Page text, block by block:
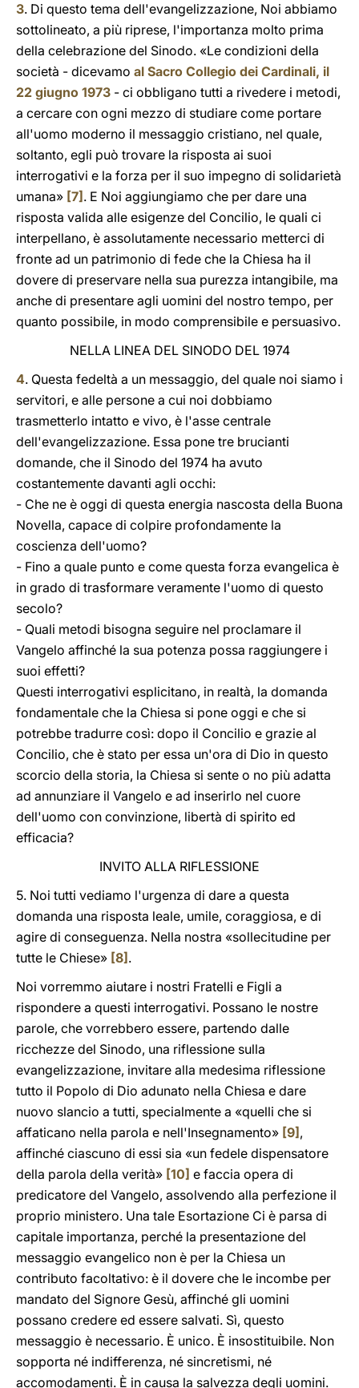
3. Di questo tema dell'evangelizzazione, Noi abbiamo
sottolineato, a più riprese, l'importanza molto prima
della celebrazione del Sinodo. «Le condizioni della
società - dicevamo al Sacro Collegio dei Cardinali, il
22 giugno 1973 - ci obbligano tutti a rivedere i metodi,
a cercare con ogni mezzo di studiare come portare
all'uomo moderno il messaggio cristiano, nel quale,
soltanto, egli può trovare la risposta ai suoi
interrogativi e la forza per il suo impegno di solidarietà
umana» [7] . E Noi aggiungiamo che per dare una
risposta valida alle esigenze del Concilio, le quali ci
interpellano, è assolutamente necessario metterci di
fronte ad un patrimonio di fede che la Chiesa ha il
dovere di preservare nella sua purezza intangibile, ma
anche di presentare agli uomini del nostro tempo, per
quanto possibile, in modo comprensibile e persuasivo.
NELLA LINEA DEL SINODO DEL 1974
4. Questa fedeltà a un messaggio, del quale noi siamo i
servitori, e alle persone a cui noi dobbiamo
trasmetterlo intatto e vivo, è l'asse centrale
dell'evangelizzazione. Essa pone tre brucianti
domande, che il Sinodo del 1974 ha avuto
costantemente davanti agli occhi:
- Che ne è oggi di questa energia nascosta della Buona
Novella, capace di colpire profondamente la
coscienza dell'uomo?
- Fino a quale punto e come questa forza evangelica è
in grado di trasformare veramente l'uomo di questo
secolo?
- Quali metodi bisogna seguire nel proclamare il
Vangelo affinché la sua potenza possa raggiungere i
suoi effetti?
Questi interrogativi esplicitano, in realtà, la domanda
fondamentale che la Chiesa si pone oggi e che si
potrebbe tradurre così: dopo il Concilio e grazie al
Concilio, che è stato per essa un'ora di Dio in questo
scorcio della storia, la Chiesa si sente o no più adatta
ad annunziare il Vangelo e ad inserirlo nel cuore
dell'uomo con convinzione, libertà di spirito ed
efficacia?
INVITO ALLA RIFLESSIONE
5. Noi tutti vediamo l'urgenza di dare a questa
domanda una risposta leale, umile, coraggiosa, e di
agire di conseguenza. Nella nostra «sollecitudine per
tutte le Chiese» [8] .
Noi vorremmo aiutare i nostri Fratelli e Figli a
rispondere a questi interrogativi. Possano le nostre
parole, che vorrebbero essere, partendo dalle
ricchezze del Sinodo, una riflessione sulla
evangelizzazione, invitare alla medesima riflessione
tutto il Popolo di Dio adunato nella Chiesa e dare
nuovo slancio a tutti, specialmente a «quelli che si
affaticano nella parola e nell'Insegnamento» [9] ,
affinché ciascuno di essi sia «un fedele dispensatore
della parola della verità» [10] e faccia opera di
predicatore del Vangelo, assolvendo alla perfezione il
proprio ministero. Una tale Esortazione Ci è parsa di
capitale importanza, perché la presentazione del
messaggio evangelico non è per la Chiesa un
contributo facoltativo: è il dovere che le incombe per
mandato del Signore Gesù, affinché gli uomini
possano credere ed essere salvati. Sì, questo
messaggio è necessario. È unico. È insostituibile. Non
sopporta né indifferenza, né sincretismi, né
accomodamenti. È in causa la salvezza degli uomini.